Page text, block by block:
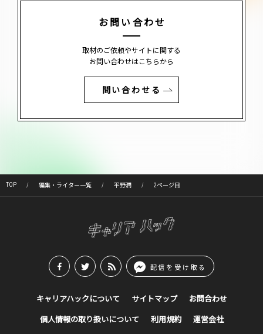
お問い合わせ
取材のご依頼やサイトに関する
お問い合わせはこちらから
問い合わせる
TOP 編集・ライター一覧 平野潤 2ページ目
配信を受け取る
キャリアハックについて サイトマップ お問合わせ
個人情報の取り扱いについて 利用規約 運営会社